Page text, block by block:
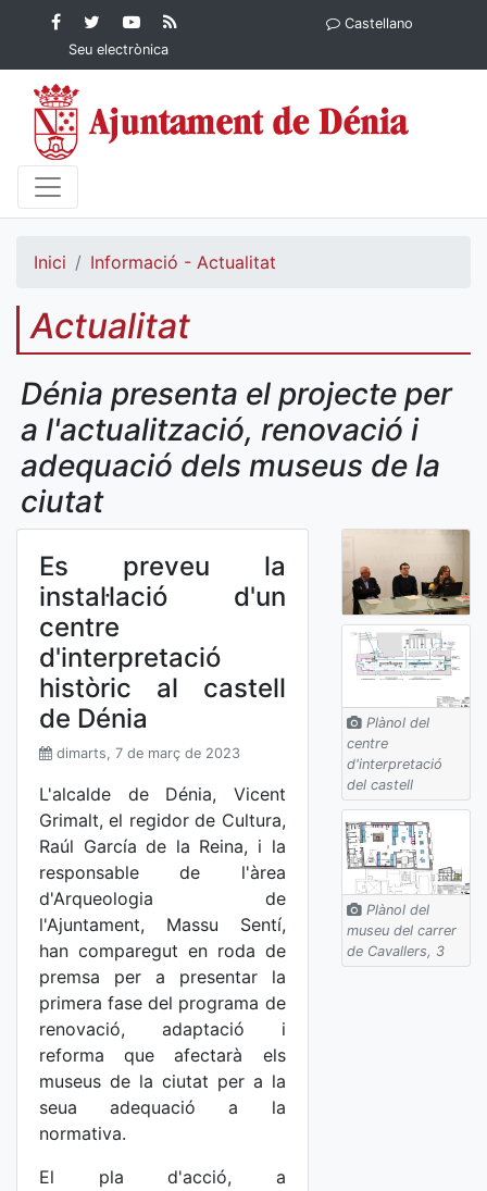
Contingut principalFacebook
Ajuntament de Dénia
Twitter
Ajuntament de
Dénia
YouTube
Ajuntament
de Dénia
Ajuntament
Seu electrònica
Castellano
Inici Informació - Actualitat
Actualitat
Dénia presenta el projecte per
a l'actualització, renovació i
adequació dels museus de la
ciutat
Es preveu la
instal·lació d'un
centre
d'interpretació
històric al castell
de Dénia
dimarts, 7 de març de 2023
L'alcalde de Dénia, Vicent
Grimalt, el regidor de Cultura,
Raúl García de la Reina, i la
responsable de l'àrea
d'Arqueologia de
l'Ajuntament, Massu Sentí,
han comparegut en roda de
premsa per a presentar la
primera fase del programa de
renovació, adaptació i
reforma que afectarà els
museus de la ciutat per a la
seua adequació a la
normativa.
El pla d'acció, a
Plànol del
centre
d'interpretació
del castell
Plànol del
museu del carrer
de Cavallers, 3